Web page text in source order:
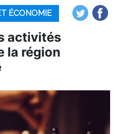
ÉCONOMIE
activités
la région